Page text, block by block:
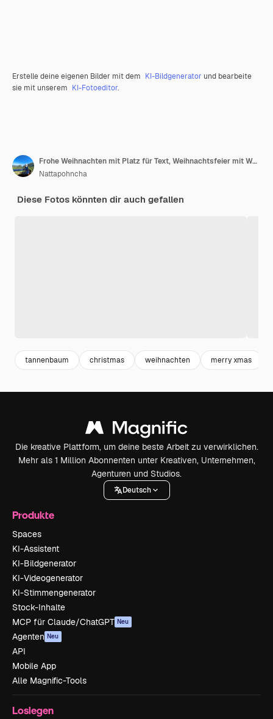
Erstelle deine eigenen Bilder mit dem KI-Bildgenerator und bearbeite
sie mit unserem KI-Fotoeditor.
Frohe Weihnachten mit Platz für Text, Weihnachtsfeier mit Weihnachtsmann, Pinguin, Schneemann für Weihnachtskarte
Nattapohncha
Diese Fotos könnten dir auch gefallen
tannenbaum christmas weihnachten merry xmas
Die kreative Plattform, um deine beste Arbeit zu verwirklichen.
Mehr als 1 Million Abonnenten unter Kreativen, Unternehmen,
Agenturen und Studios.
Deutsch
Produkte
Spaces
KI-Assistent
KI-Bildgenerator
KI-Videogenerator
KI-Stimmengenerator
Stock-Inhalte
MCP für Claude/ChatGPT Neu
Agenten Neu
API
Mobile App
Alle Magnific-Tools
Loslegen